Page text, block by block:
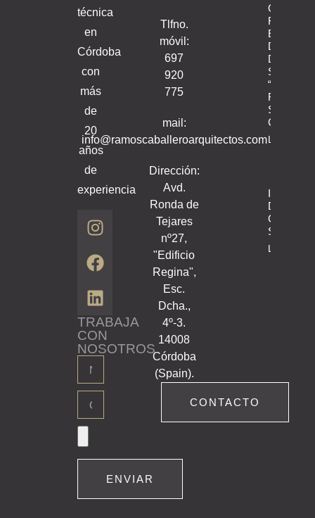
técnica
en
Córdoba
con
más
de
20
años
de
experiencia
TRABAJA
CON
NOSOTROS
ENVIAR
Tlfno.
móvil:
697
920
775
mail:
info@ramoscaballeroarquitectos.com
Dirección:
Avd.
Ronda de
Tejares
nº27,
"Edificio
Regina",
Esc.
Dcha.,
4º-3.
14008
Córdoba
(Spain).
CONTACTO
OBRA:
Del
Del
Salesiano
“San
Sales”,
Córdoba.
Leer
Del
Comedor
Leer